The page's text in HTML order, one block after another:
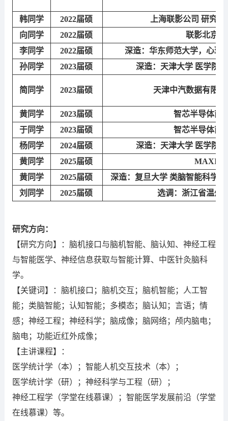
韩同学 2022届硕 上海联影公司 研究院
向 同学 2022届硕
联影北京
李同学 2022届硕
深造：华东师范大学，心理
孙同学 2023届硕 深造：天津大学 医学院
简同学 2023届硕 天津中汽数据有限
黄同学 2023届硕
智芯半导体南
于同学 2023届硕
智芯半导体南
杨同学 2024届硕 深造：天津大学 医学院
黄同学 2025届硕
黄同学 2025届硕 深造：复旦大学 类脑智能科学
刘 同学 2025届硕 选调：浙江省温州
研究方向：
【研究方向】：脑机接口与脑机智能、脑认知、神经工程
与智能医学、神经信息获取与智能计算、中医针灸脑科
学。
【关键词】：脑机接口；脑机交互；脑机智能；人工智
能；类脑智能；认知智能；多模态；脑认知；言语；情
感；神经工程；神经科学；脑成像；脑网络；颅内脑电；
脑电；功能近红外成像；
【主讲课程】：
医学统计学（本）；智能人机交互技术（本）；
医学统计学（研）；神经科学与工程（研）；
神经工程学（学堂在线慕课）；智能医学发展前沿（学堂
在线慕课）等。